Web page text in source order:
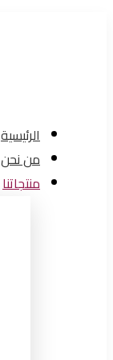
الرئيسية
من نحن
منتجاتنا